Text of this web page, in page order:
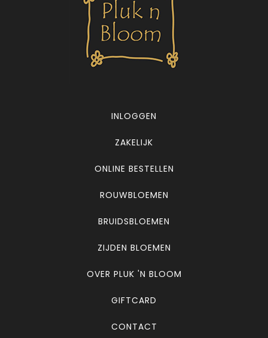
INLOGGEN
ZAKELIJK
ONLINE BESTELLEN
ROUWBLOEMEN
BRUIDSBLOEMEN
ZIJDEN BLOEMEN
OVER PLUK 'N BLOOM
GIFTCARD
CONTACT